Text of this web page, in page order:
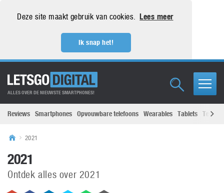
Deze site maakt gebruik van cookies. Lees meer
Ik snap het!
ALLES OVER DE NIEUWSTE SMARTPHONES!
Reviews Smartphones Opvouwbare telefoons Wearables Tablets
2021
2021
Ontdek alles over 2021